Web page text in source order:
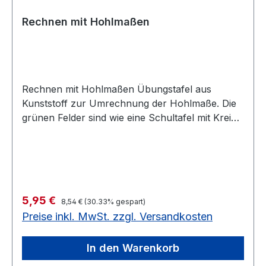
Rechnen mit Hohlmaßen
Rechnen mit Hohlmaßen Übungstafel aus
Kunststoff zur Umrechnung der Hohlmaße. Die
grünen Felder sind wie eine Schultafel mit Kreide
Solange Vorrat reicht noch 1 Stück auf Lager
Verkaufspreis:
5,95 € Regulärer Preis:
8,54 € (30.33% gespart)
Preise inkl. MwSt. zzgl. Versandkosten
In den Warenkorb